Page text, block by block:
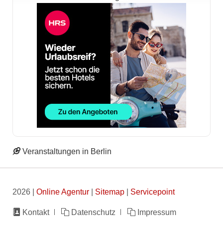
Veranstaltungen in Berlin
2026 | Online Agentur| Sitemap| Servicepoint
Navigation
Kontakt Datenschutz Impressum